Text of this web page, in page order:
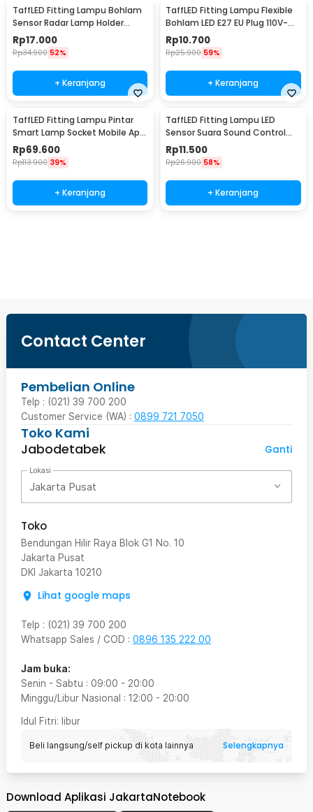
TaffLED Fitting Lampu Bohlam
Sensor Radar Lamp Holder
100W E27 - SP-100
Rp17.000
Rp34.900 52%
+ Keranjang
TaffLED Fitting Lampu Flexible
Bohlam LED E27 EU Plug 110V-
220V - HF-300
Rp10.700
Rp25.900 59%
+ Keranjang
TaffLED Fitting Lampu Pintar
Smart Lamp Socket Mobile App
E27 - DT-500
Rp69.600
Rp113.900 39%
+ Keranjang
TaffLED Fitting Lampu LED
Sensor Suara Sound Control
Socket E27 40W - SP-525
Rp11.500
Rp26.900 58%
+ Keranjang
Contact Center
Pembelian Online
Telp : (021) 39 700 200
Customer Service (WA) : 0899 721 7050
Toko Kami
Jabodetabek
Ganti
Lokasi
Jakarta Pusat
Toko
Bendungan Hilir Raya Blok G1 No. 10
Jakarta Pusat
DKI Jakarta 10210
Lihat google maps
Telp : (021) 39 700 200
Whatsapp Sales / COD : 0896 135 222 00
Jam buka:
Senin - Sabtu : 09:00 - 20:00
Minggu/Libur Nasional : 12:00 - 20:00
Idul Fitri: libur
Beli langsung/self pickup di kota lainnya Selengkapnya
Download Aplikasi JakartaNotebook